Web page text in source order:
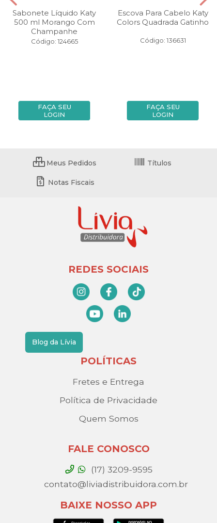
Sabonete Líquido Katy
500 ml Morango Com
Champanhe
Código: 124665
FAÇA SEU
LOGIN
Escova Para Cabelo Katy
Colors Quadrada Gatinho
Código: 136631
FAÇA SEU
LOGIN
Meus Pedidos Títulos
Notas Fiscais
REDES SOCIAIS
Blog da Lívia
POLÍTICAS
Fretes e Entrega
Política de Privacidade
Quem Somos
FALE CONOSCO
(17) 3209-9595
contato@liviadistribuidora.com.br
BAIXE NOSSO APP